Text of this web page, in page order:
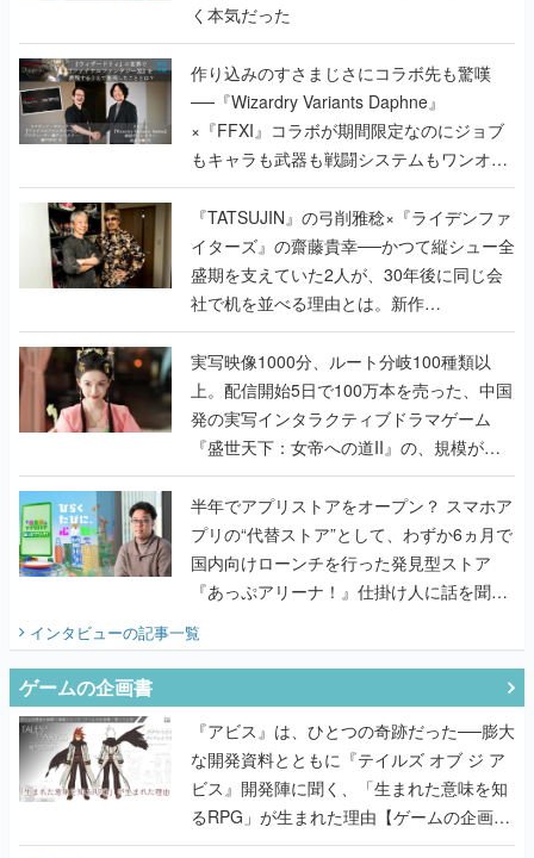
く本気だった
作り込みのすさまじさにコラボ先も驚嘆
──『Wizardry Variants Daphne』
×『FFXI』コラボが期間限定なのにジョブ
もキャラも武器も戦闘システムもワンオフ
で作り込まれた理由を両ディレクターに聞
く
『TATSUJIN』の弓削雅稔×『ライデンファ
イターズ』の齋藤貴幸──かつて縦シュー全
盛期を支えていた2人が、30年後に同じ会
社で机を並べる理由とは。新作
『TATSUJIN EXTREME』で初タッグを組
んだレジェンド2人に訊く開発秘話
実写映像1000分、ルート分岐100種類以
上。配信開始5日で100万本を売った、中国
発の実写インタラクティブドラマゲーム
『盛世天下：女帝への道II』の、規模が違
うこだわりをプロデューサーに聞いた
半年でアプリストアをオープン？ スマホア
プリの“代替ストア”として、わずか6ヵ月で
国内向けローンチを行った発見型ストア
『あっぷアリーナ！』仕掛け人に話を聞い
インタビューの記事一覧
ゲームの企画書
『アビス』は、ひとつの奇跡だった──膨大
な開発資料とともに『テイルズ オブ ジ ア
ビス』開発陣に聞く、「生まれた意味を知
るRPG」が生まれた理由【ゲームの企画
書】